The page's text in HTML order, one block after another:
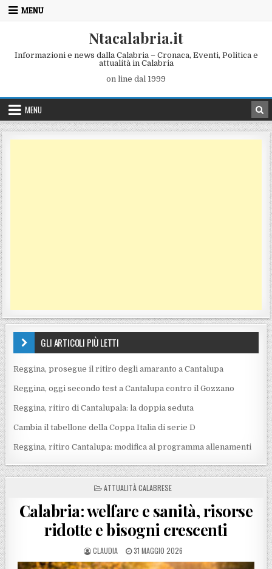
Skip to content
MENU
Ntacalabria.it
Informazioni e news dalla Calabria – Cronaca, Eventi, Politica e
attualità in Calabria
on line dal 1999
MENU
GLI ARTICOLI PIÙ LETTI
Reggina, prosegue il ritiro degli amaranto a Cantalupa
Reggina, oggi secondo test a Cantalupa contro il Gozzano
Reggina, ritiro di Cantalupala: la doppia seduta
Cambia il tabellone della Coppa Italia di serie D
Reggina, ritiro Cantalupa: modifica al programma allenamenti
POSTED IN
ATTUALITÀ CALABRESE
Calabria: welfare e sanità, risorse
ridotte e bisogni crescenti
POSTED BY
CLAUDIA POSTED ON
31 MAGGIO 2026